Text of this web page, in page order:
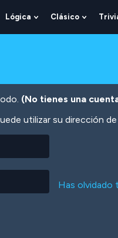
Lógica
Show
Submenu
Clásico
Show
(No tienes una
utilizar su dirección
Has olvidado